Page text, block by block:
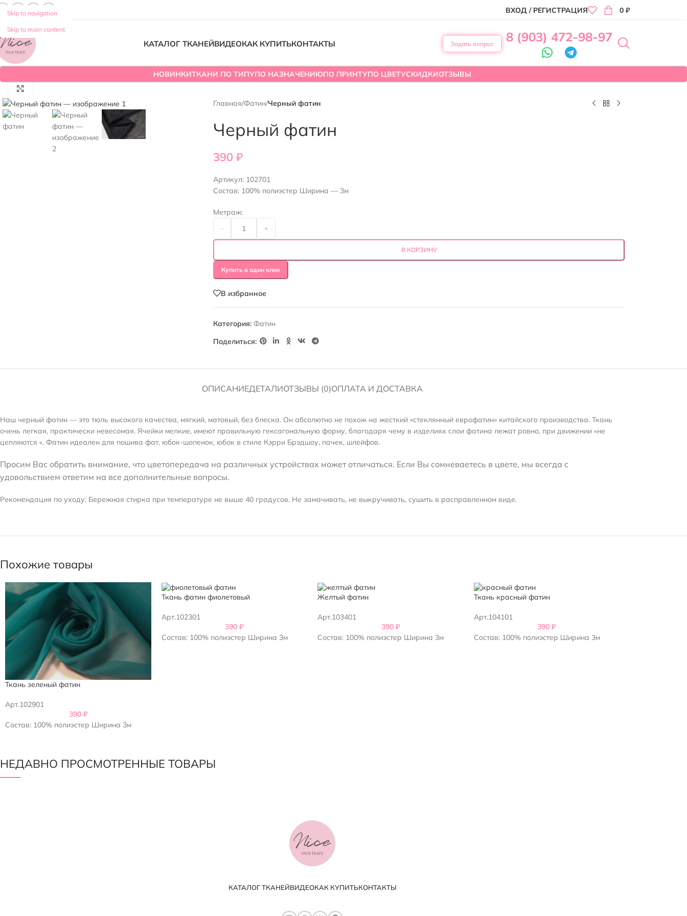
Skip to navigation
Skip to main content
ВХОД / РЕГИСТРАЦИЯ 0 ₽
КАТАЛОГ ТКАНЕЙВИДЕОКАК КУПИТЬКОНТАКТЫ Задать вопрос 8 (903) 472-98-97
НОВИНКИТКАНИ ПО ТИПУПО НАЗНАЧЕНИЮПО ПРИНТУПО ЦВЕТУСКИДКИОТЗЫВЫ
Главная/Фатин/Черный фатин
Черный фатин
390₽
Артикул: 102701
Состав: 100% полиэстер Ширина — 3м
Метраж:
- +
В КОРЗИНУ
Купить в один клик
В избранное
Категория: Фатин
Поделиться:
ОПИСАНИЕДЕТАЛИОТЗЫВЫ (0)ОПЛАТА И ДОСТАВКА
Наш черный фатин — это тюль высокого качества, мягкий, матовый, без блеска. Он абсолютно не похож на жесткий «стеклянный еврофатин» китайского производства. Ткань
очень легкая, практически невесомая. Ячейки мелкие, имеют правильную гексагональную форму, благодаря чему в изделиях слои фатина лежат ровно, при движении «не
цепляются «. Фатин идеален для пошива фат, юбок-шопенок, юбок в стиле Кэрри Брэдшоу, пачек, шлейфов.
Просим Вас обратить внимание, что цветопередача на различных устройствах может отличаться. Если Вы сомневаетесь в цвете, мы всегда с
удовольствием ответим на все дополнительные вопросы.
Рекомендация по уходу: Бережная стирка при температуре не выше 40 градусов. Не замачивать, не выкручивать, сушить в расправленном виде.
Похожие товары
Ткань зеленый фатин
Арт.102901
390 ₽
Состав: 100% полиэстер Ширина 3м
Ткань фатин фиолетовый
Арт.102301
390₽
Состав: 100% полиэстер Ширина 3м
Желтый фатин
Арт.103401
390 ₽
Состав: 100% полиэстер Ширина 3м
Ткань красный фатин
Арт.104101
390₽
Состав: 100% полиэстер Ширина 3м
НЕДАВНО ПРОСМОТРЕННЫЕ ТОВАРЫ
КАТАЛОГ ТКАНЕЙВИДЕОКАК КУПИТЬКОНТАКТЫ